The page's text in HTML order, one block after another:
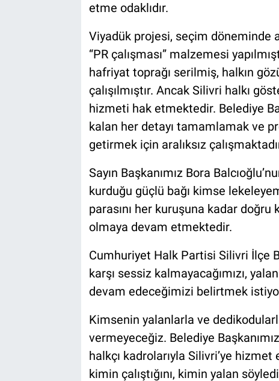
etme odaklıdır.
Viyadük projesi, seçim döneminde
“PR çalışması” malzemesi
hafriyat toprağı serilmiş, halkın
çalışılmıştır. Ancak Silivri halkı
hizmeti hak etmektedir. Belediye
kalan her detayı tamamlamak ve
getirmek için aralıksız
Sayın Başkanımız Bora
kurduğu güçlü bağı kimse
parasını her kuruşuna kadar doğru
olmaya devam etmektedir.
Cumhuriyet Halk Partisi Silivri İlçe
karşı sessiz kalmayacağımızı,
devam edeceğimizi belirtmek
Kimsenin yalanlarla ve
vermeyeceğiz. Belediye
halkçı kadrolarıyla Silivri’ye
kimin çalıştığını, kimin yalan